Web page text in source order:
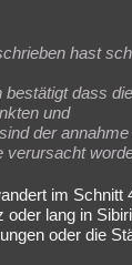
hast
dass
und
der
verursacht
im Schnitt
lang in
oder die